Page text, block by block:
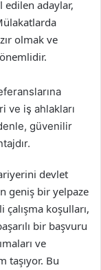
edilen adaylar,
olmak ve
ve iş ahlakları
güvenilir
devlet
geniş bir yelpaze
çalışma koşulları,
bir başvuru
ve
taşıyor. Bu